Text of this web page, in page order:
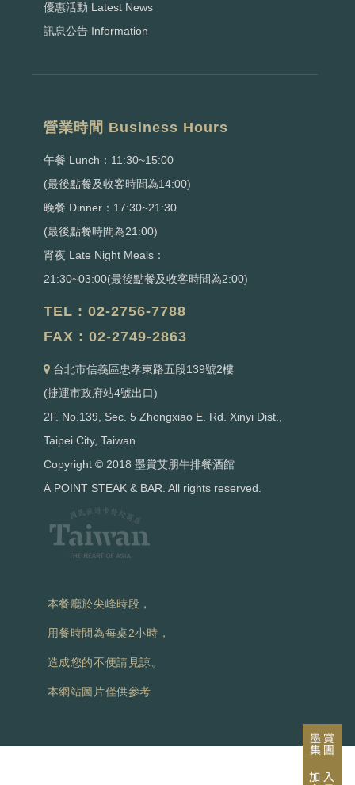
優惠活動 Latest News
訊息公告 Information
營業時間 Business Hours
午餐 Lunch：11:30~15:00
(最後點餐及收客時間為14:00)
晚餐 Dinner：17:30~21:30
(最後點餐時間為21:00)
宵夜 Late Night Meals：
21:30~03:00(最後點餐及收客時間為2:00)
TEL : 02-2756-7788
FAX : 02-2749-2863
台北市信義區忠孝東路五段139號2樓
(捷運市政府站4號出口)
2F. No.139, Sec. 5 Zhongxiao E. Rd. Xinyi Dist.,
Taipei City, Taiwan
Copyright © 2018 墨賞艾朋牛排餐酒館
À POINT STEAK & BAR. All rights reserved.
本餐廳於尖峰時段，
用餐時間為每桌2小時，
造成您的不便請見諒。
本網站圖片僅供參考